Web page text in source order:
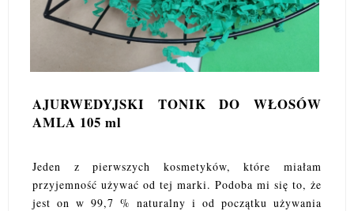
AJURWEDYJSKI TONIK DO WŁOSÓW
AMLA 105 ml
Jeden z pierwszych kosmetyków, które miałam
przyjemność używać od tej marki. Podoba mi się to, że
jest on w 99,7 % naturalny i od początku używania